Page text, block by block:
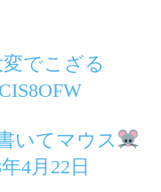
でこざる
いてマウス
4月22日